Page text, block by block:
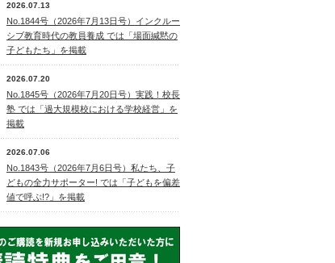
2026.07.13
No.1844号（2026年7月13日号）インクルー
シブ教育時代の教員養成 では「場面緘黙の
子どもたち」を掲載
2026.07.20
No.1845号（2026年7月20日号）実践！校長
塾 では「過大規模校における学校経営」を
掲載
2026.07.06
No.1843号（2026年7月6日号）私たち、子
どもの全力サポーター! では「子どもを偏差
値で呼ぶ!?」を掲載